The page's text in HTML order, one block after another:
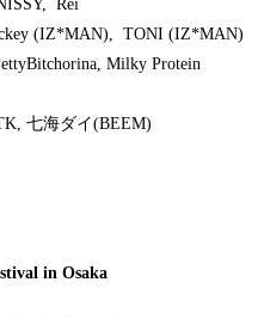
Rei
(IZ*MAN), TONI (IZ*MAN)
Milky Protein
七海ダイ(BEEM)
in Osaka